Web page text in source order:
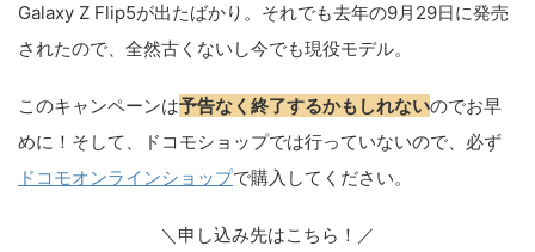
Galaxy Z Flip5が出たばかり。それでも去年の9月29日に発売
されたので、全然古くないし今でも現役モデル。
このキャンペーンは予告なく終了するかもしれないのでお早
めに！そして、ドコモショップでは行っていないので、必ず
ドコモオンラインショップで購入してください。
＼申し込み先はこちら！／